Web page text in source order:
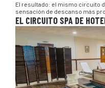
El resultado: el mismo circuito
sensación de descanso más
EL CIRCUITO SPA DE